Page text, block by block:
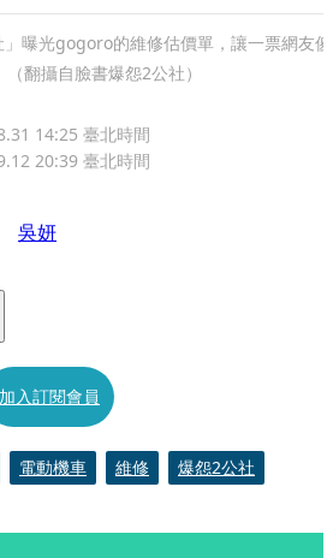
曝光gogoro的維修估價單，讓一票網友傻
（翻攝自臉書爆怨2公社）
14:25 臺北時間
20:39 臺北時間
吳妍
加入訂閱會員
電動機車 維修 爆怨2公社